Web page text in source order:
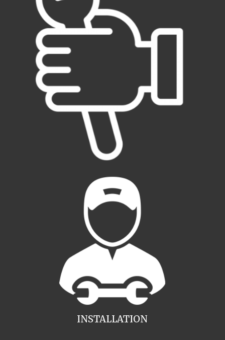
INSTALLATION